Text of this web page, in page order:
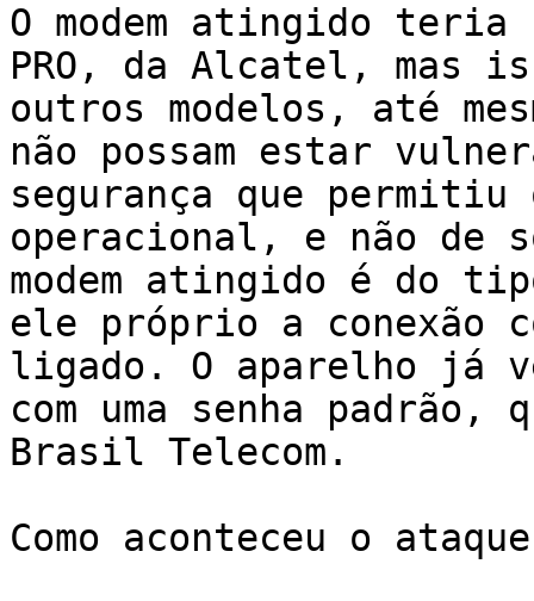
O modem atingido teria
PRO, da Alcatel, mas
outros modelos, até
não possam estar
segurança que
operacional, e não de
modem atingido é do
ele próprio a conexão
ligado. O aparelho já
com uma senha
Brasil Telecom.
Como aconteceu o ataque